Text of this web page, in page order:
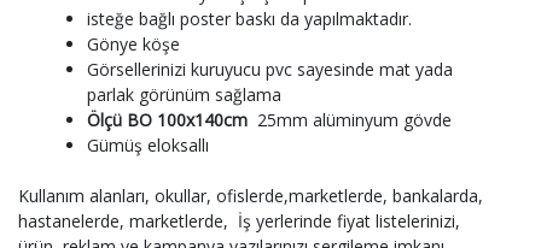
isteğe bağlı poster baskı da yapılmaktadır.
Gönye köşe
Görsellerinizi kuruyucu pvc sayesinde mat yada
parlak görünüm sağlama
Ölçü BO 100x140cm 25mm alüminyum gövde
Gümüş eloksallı
Kullanım alanları, okullar, ofislerde,marketlerde, bankalarda,
hastanelerde, marketlerde, İş yerlerinde fiyat listelerinizi,